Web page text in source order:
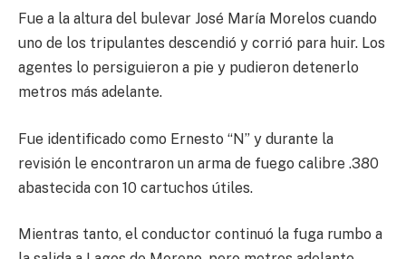
Fue a la altura del bulevar José María Morelos cuando
uno de los tripulantes descendió y corrió para huir. Los
agentes lo persiguieron a pie y pudieron detenerlo
metros más adelante.
Fue identificado como Ernesto “N” y durante la
revisión le encontraron un arma de fuego calibre .380
abastecida con 10 cartuchos útiles.
Mientras tanto, el conductor continuó la fuga rumbo a